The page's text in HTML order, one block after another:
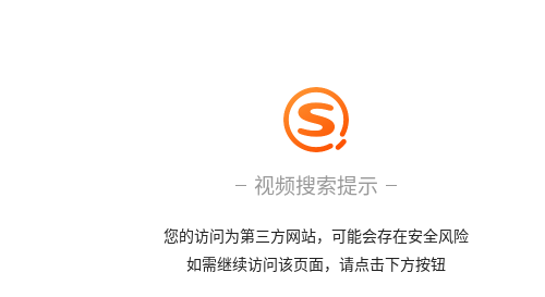
视频搜索提示
您的访问为第三方网站，可能会存在安全风险
如需继续访问该页面，请点击下方按钮